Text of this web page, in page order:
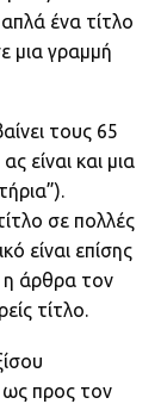
ένα τίτλο
μια γραμμή
τους 65
είναι και μια
σε πολλές
είναι επίσης
η άρθρα τον
τίτλο.
ως προς τον